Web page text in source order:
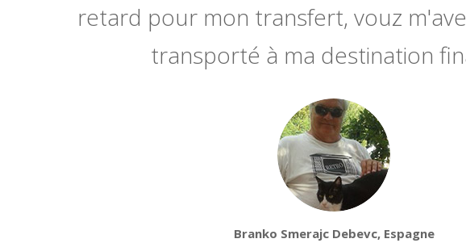
retard pour mon transfert, vouz
transporté à ma destination
Branko Smerajc Debevc, Espagne